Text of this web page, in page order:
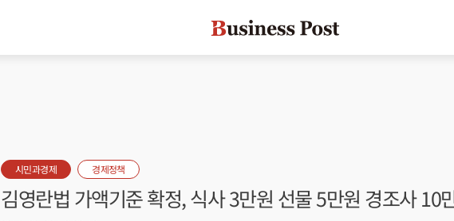
시민과경제 경제정책
김영란법 가액기준 확정, 식사 3만원 선물 5만원 경조사 10